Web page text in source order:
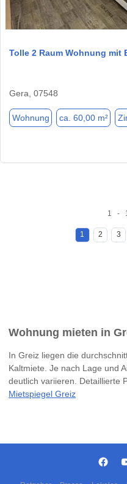
Tolle 2 Raum Wohnung mit
Gera, 07548
Wohnung ca. 60,00 m²
1 -
1 2 3
Wohnung mieten in
In Greiz liegen die
Kaltmiete. Je nach Lage und
deutlich variieren. Detaillierte
Mietspiegel Greiz